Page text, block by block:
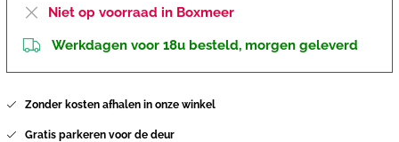
Niet op voorraad in Boxmeer
Werkdagen voor 18u besteld, morgen geleverd
Zonder kosten afhalen in onze winkel
Gratis parkeren voor de deur